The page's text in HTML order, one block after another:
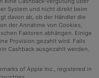
System und nicht direkt beim
davon ab, ob der Händler die
der Annahme von Cookies,
Faktoren abhängen. Einige
Provision gezahlt wird. Falls
Cashback ausgezahlt werden.
of Apple Inc., registered in